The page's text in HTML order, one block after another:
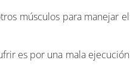
músculos para manejar el
es por una mala ejecución